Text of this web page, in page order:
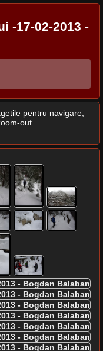
-17-02-2013 -
pentru navigare,
out.